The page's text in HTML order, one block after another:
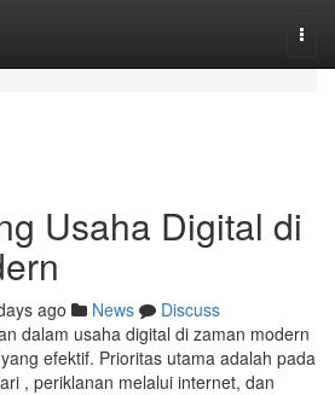
Usaha Digital di
ago News
Discuss
dalam usaha digital di zaman modern
efektif. Prioritas utama adalah pada
, periklanan melalui internet, dan